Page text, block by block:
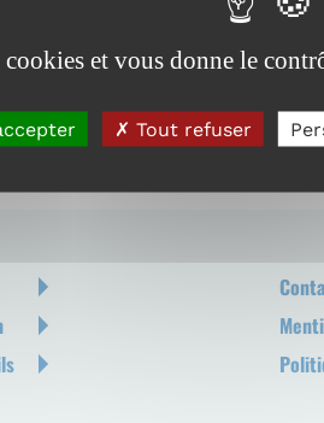
Pied
page
et vous donne le
Tout refuser